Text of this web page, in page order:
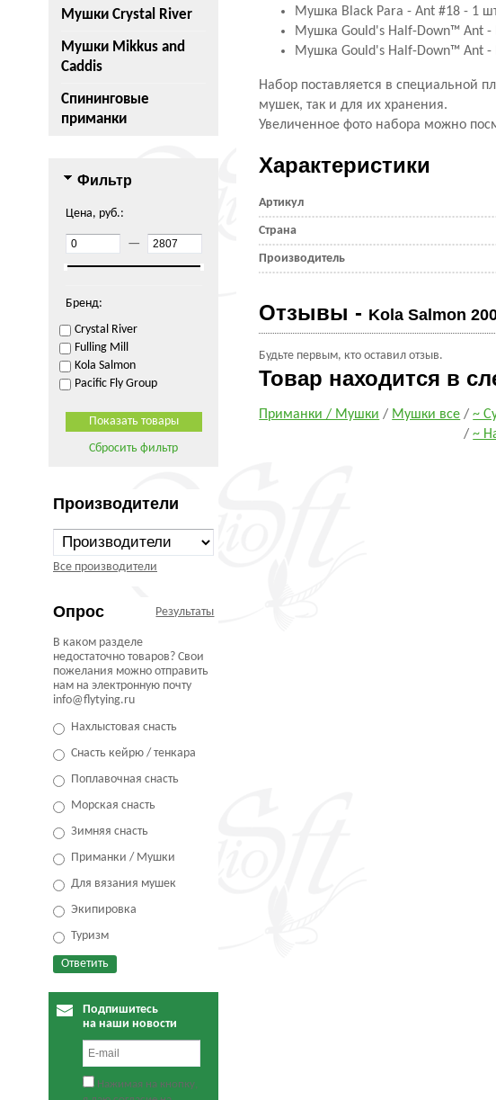
Мушки Crystal River
Мушки Mikkus and
Caddis
Спининговые
приманки
Фильтр
Цена, руб.:
—
Бренд:
Crystal River
Fulling Mill
Kola Salmon
Pacific Fly Group
Сбросить фильтр
Производители
Все производители
Опрос Результаты
В каком разделе
недостаточно товаров? Свои
пожелания можно отправить
нам на электронную почту
info@flytying.ru
Нахлыстовая снасть
Снасть кейрю / тенкара
Поплавочная снасть
Морская снасть
Зимняя снасть
Приманки / Мушки
Для вязания мушек
Экипировка
Туризм
Подпишитесь
на наши новости
Нажимая на кнопку,
Мушка Black Para - Ant #18 - 1
Мушка Gould's Half-Down™ Ant -
Мушка Gould's Half-Down™ Ant -
Набор поставляется в специальной
мушек, так и для их хранения.
Увеличенное фото набора можно
Характеристики
Артикул
Страна
Производитель
Отзывы - Kola Salmon
Будьте первым, кто оставил отзыв.
Товар находится в
Приманки / Мушки / Мушки все /~
/~